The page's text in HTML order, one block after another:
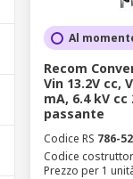
Al
Recom
Vin 13.2V cc,
mA, 6.4 kV cc
passante
Codice RS 786-
Codice
Prezzo per 1